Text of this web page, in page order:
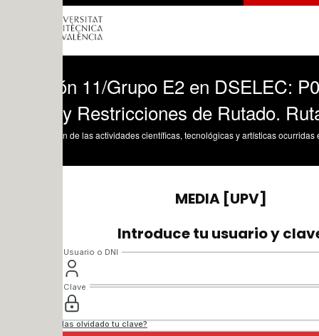
11/Grupo E2 en DSELEC: P03,
Restricciones de Rutado. Rutado y
de las actividades científicas, tecnológicas y artísticas ocurridas en los tres